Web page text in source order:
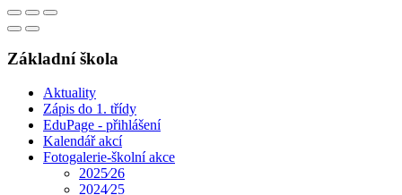
Základní škola
Aktuality
Zápis do 1. třídy
EduPage - přihlášení
Kalendář akcí
Fotogalerie-školní akce
2025⁄26
2024⁄25